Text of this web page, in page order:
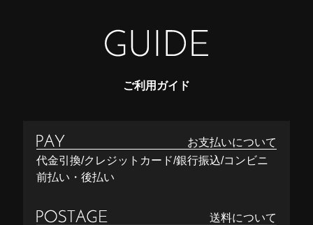
ご利用ガイド
お支払いについて
代金引換/クレジットカード/銀行振込/コンビニ
前払い・後払い
送料について